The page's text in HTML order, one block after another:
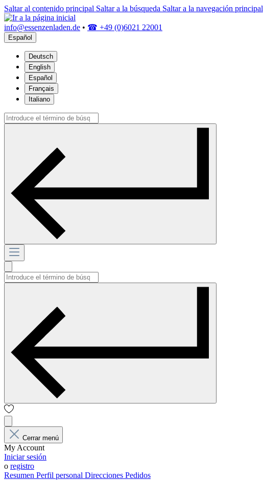
Saltar al contenido principal Saltar a la búsqueda Saltar a la navegación principal
info@essenzenladen.de • ☎ +49 (0)6021 22001
Español
Deutsch
English
Español
Français
Italiano
Cerrar menú
My Account
Iniciar sesión
o registro
Resumen Perfil personal Direcciones Pedidos